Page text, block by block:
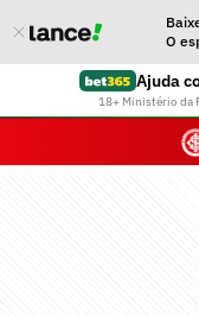
O
Ajuda
18+ Ministério da